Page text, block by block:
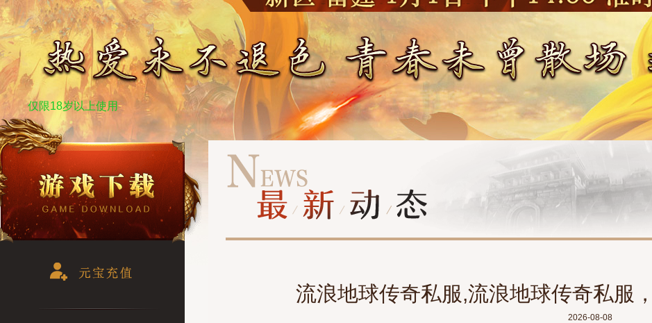
仅限18岁以上使用
流浪地球传奇私服,流浪地球传奇私服
2026-08-08